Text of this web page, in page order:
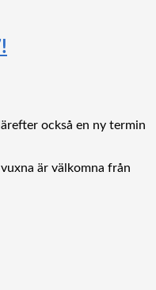
också en ny termin
är välkomna från